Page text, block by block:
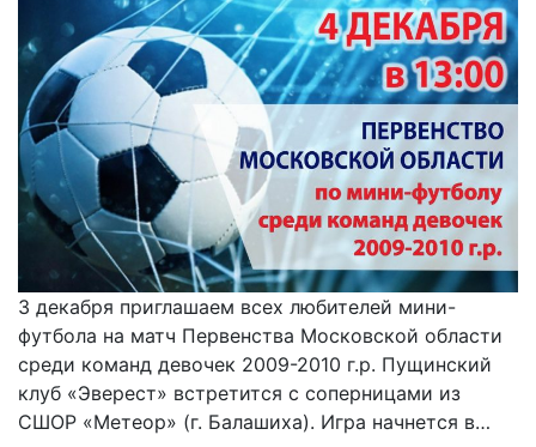
3 декабря приглашаем всех любителей мини-
футбола на матч Первенства Московской области
среди команд девочек 2009-2010 г.р. Пущинский
клуб «Эверест» встретится с соперницами из
СШОР «Метеор» (г. Балашиха). Игра начнется в…